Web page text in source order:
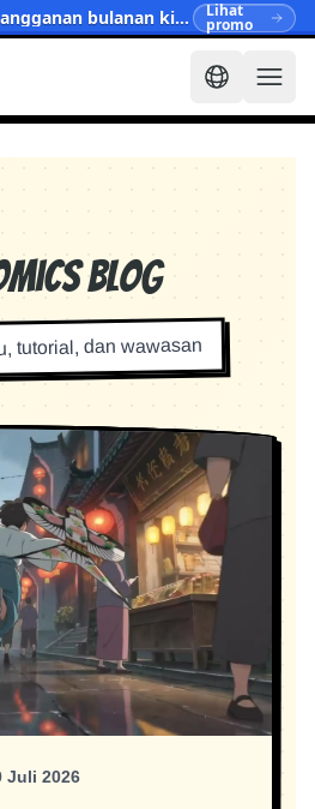
Promo waktu terbatas: langganan bulanan kini mulai dari $15.90 Lihat
promo
Blog
tutorial, dan wawasan
Juli 2026